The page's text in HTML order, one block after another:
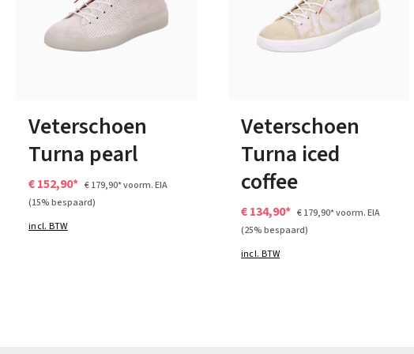
Veterschoen
Turna pearl
€ 152,90* € 179,90*voorm. EIA
(15% bespaard)
incl. BTW
Veterschoen
Turna iced
coffee
€ 134,90* € 179,90*voorm. EIA
(25% bespaard)
incl. BTW